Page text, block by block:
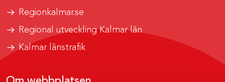
Regionkalmar.se
Regional utveckling Kalmar län
Kalmar länstrafik